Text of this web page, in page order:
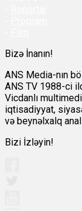
Bizə İnanın!
ANS Media-nın
ANS TV 1988-ci
Vicdanlı
iqtisadiyyat,
və beynəlxalq
Bizi İzləyin!